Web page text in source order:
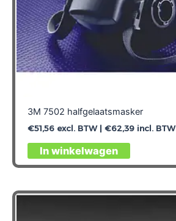
3M 7502 halfgelaatsmasker
€51,56excl. BTW | €62,39incl. BTW
In winkelwagen